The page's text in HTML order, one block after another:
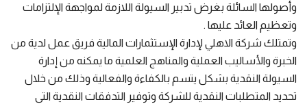
وأصولها السائلة بغرض تدبير السيولة اللازمة لمواجهة الإلتزامات
وتعظيم العائد عليها .
وتمتلك شركة الاهلي لإدارة الإستثمارات المالية فريق عمل لدية من
الخبرة والأساليب العملية والمناهج العلمية ما يمكنه من إدارة
السيولة النقدية بشكل يتسم بالكفاءة والفعالية وذلك من خلال
تحديد المتطلبات النقدية للشركة وتوفير التدفقات النقدية التى